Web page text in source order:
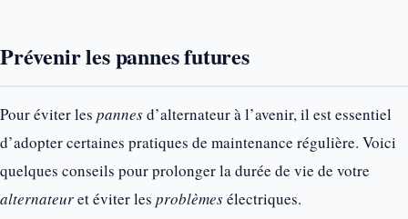
Prévenir les pannes futures
Pour éviter les pannesd’alternateur à l’avenir, il est essentiel
d’adopter certaines pratiques de maintenance régulière. Voici
quelques conseils pour prolonger la durée de vie de votre
alternateuret éviter les problèmesélectriques.